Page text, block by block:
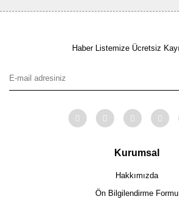
Haber Listemize Ücretsiz
Kurumsal
Hakkımızda
Ön Bilgilendirme Formu